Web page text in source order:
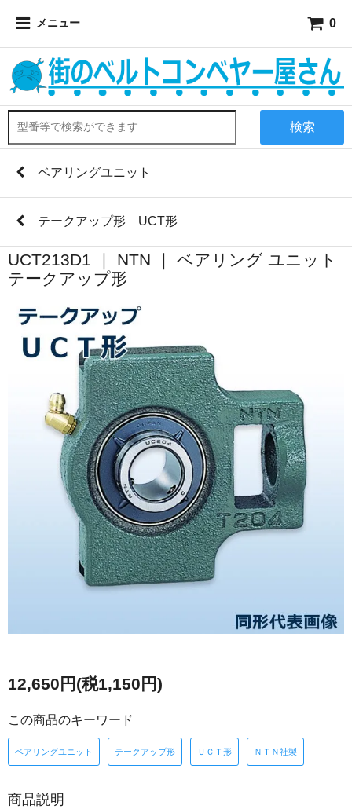
メニュー 0
検索
ベアリングユニット
テークアップ形 UCT形
UCT213D1 ｜ NTN ｜ ベアリング ユニット
テークアップ形
12,650円(税1,150円)
この商品のキーワード
ベアリングユニット テークアップ形 ＵＣＴ形 ＮＴＮ社製
商品説明